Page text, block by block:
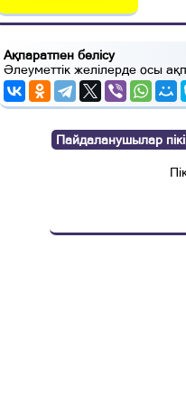
Ақпаратпен бөлісу
Әлеуметтік желілерде осы
Пайдаланушылар